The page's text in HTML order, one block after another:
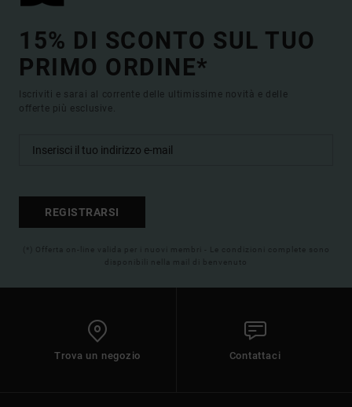
15% DI SCONTO SUL TUO
PRIMO ORDINE*
Iscriviti e sarai al corrente delle ultimissime novità e delle
offerte più esclusive.
REGISTRARSI
(*) Offerta on-line valida per i nuovi membri - Le condizioni complete sono
disponibili nella mail di benvenuto
Trova un negozio Contattaci